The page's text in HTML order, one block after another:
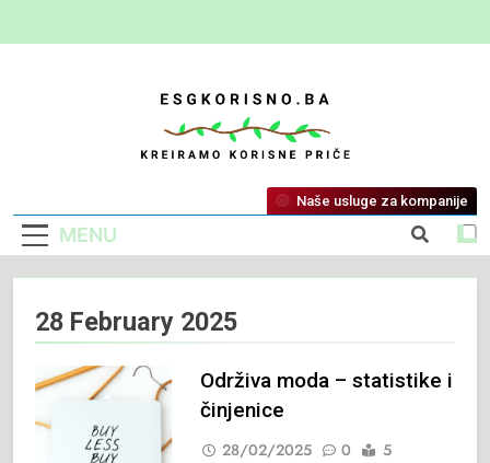
ESG Korisno
Kreiramo Korisne Priče
MENU
Naše usluge za kompanije
28 February 2025
Održiva moda – statistike i
činjenice
28/02/2025 0
5